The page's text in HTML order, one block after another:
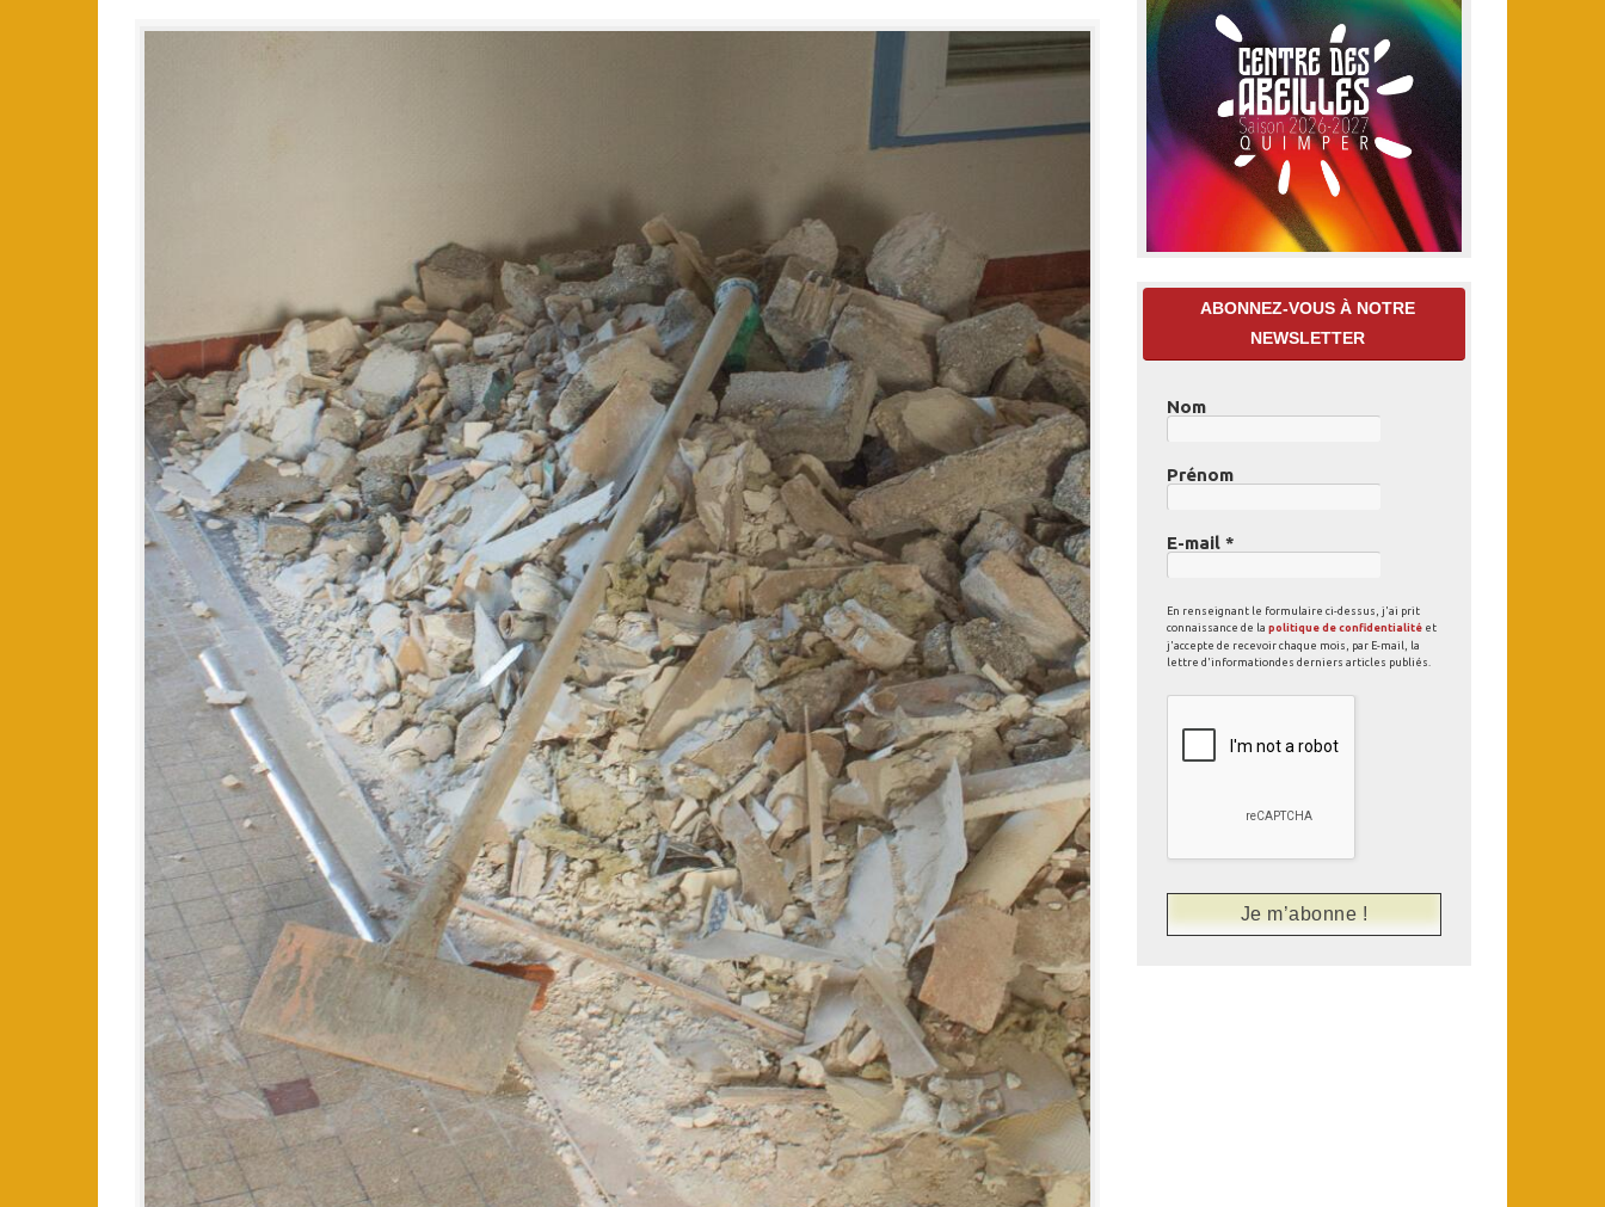
ABONNEZ-VOUS À NOTRE
NEWSLETTER
Nom
Prénom
E-mail *
En renseignant le formulaire ci-dessus, j'ai prit
connaissance de la politique de confidentialité et
j'accepte de recevoir chaque mois, par E-mail, la
lettre d'informationdes derniers articles publiés.